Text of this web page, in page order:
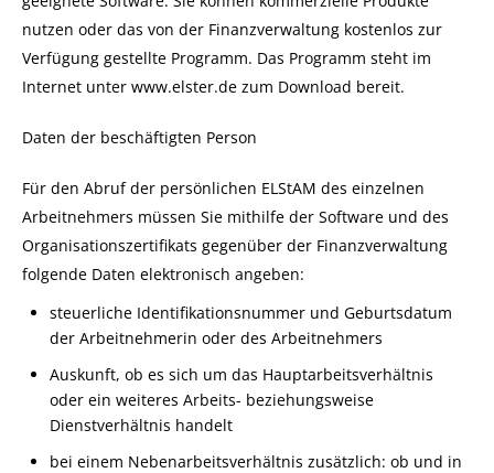
nutzen oder das von der Finanzverwaltung kostenlos zur
Verfügung gestellte Programm. Das Programm steht im
Internet unter www.elster.de zum Download bereit.
Daten der beschäftigten Person
Für den Abruf der persönlichen ELStAM des einzelnen
Arbeitnehmers müssen Sie mithilfe der Software und des
Organisationszertifikats gegenüber der Finanzverwaltung
folgende Daten elektronisch angeben:
steuerliche Identifikationsnummer und Geburtsdatum
der Arbeitnehmerin oder des Arbeitnehmers
Auskunft, ob es sich um das Hauptarbeitsverhältnis
oder ein weiteres Arbeits- beziehungsweise
Dienstverhältnis handelt
bei einem Nebenarbeitsverhältnis zusätzlich: ob und in